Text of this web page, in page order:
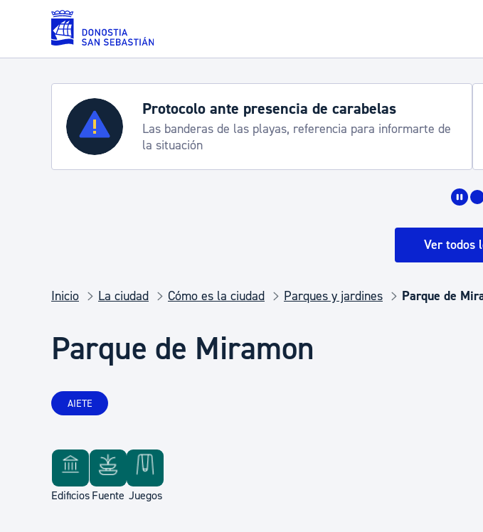
Saltar al contenido principal
Servicios
Padrón y asuntos personales
Participación ciudadana y asociacionismo
Protocolo ante presencia de carabelas
Las banderas de las playas, referencia para informarte de
la situación
Ver todos
Inicio La ciudad Cómo es la ciudad Parques y jardines Parque de
Parque de Miramon
AIETE
Edificios Fuente Juegos